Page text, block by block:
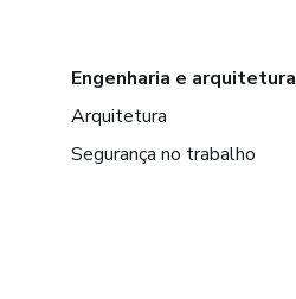
Engenharia e arquitetura
Arquitetura
Segurança no trabalho